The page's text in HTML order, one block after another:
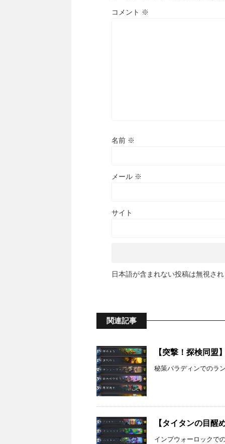
コメント ※
名前 ※
メール ※
サイト
日本語が含まれない投稿は無視さ
関連記事
【突撃！探検同盟
秘策パラディンでのラ
【タイタンの目醒
インプウォーロックで